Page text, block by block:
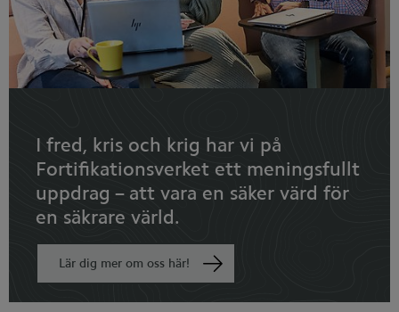
I fred, kris och krig har vi på
Fortifikationsverket ett meningsfullt
uppdrag – att vara en säker värd för
en säkrare värld.
Lär dig mer om oss här!